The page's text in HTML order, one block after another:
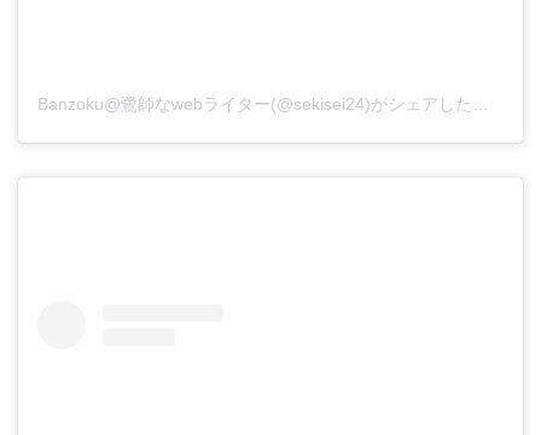
Banzoku@鷺師なwebライター(@sekisei24)がシェアした投稿